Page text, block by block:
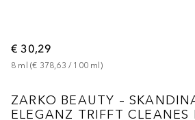
€ 30,29
8 ml (€ 378,63 / 100 ml )
ZARKO BEAUTY –
ELEGANZ TRIFFT CLEANES